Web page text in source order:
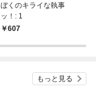
ぼくのキライな執事
ッ！: 1
607
もっと見る